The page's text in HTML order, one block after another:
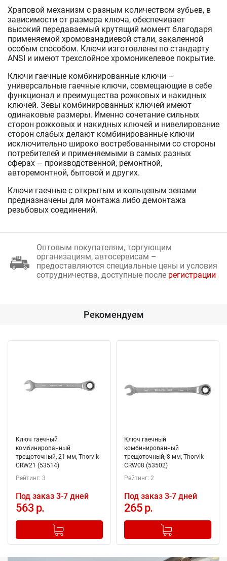
Храповой механизм с разным количеством зубьев, в
зависимости от размера ключа, обеспечивает
высокий передаваемый крутящий момент благодаря
применяемой хромованадиевой стали, закаленной
особым способом. Ключи изготовлены по стандарту
ANSI и имеют трехслойное хромоникелевое покрытие.
Ключи гаечные комбинированные ключи –
универсальные гаечные ключи, совмещающие в себе
функционал и преимущества рожковых и накидных
ключей. Зевы комбинированных ключей имеют
одинаковые размеры. Именно сочетание сильных
сторон рожковых и накидных ключей и нивелирование
сторон слабых делают комбинированные ключи
исключительно широко востребованными со стороны
потребителей и применяемыми в самых разных
сферах – производственной, ремонтной,
авторемонтной, бытовой и других.
Ключи гаечные с открытым и кольцевым зевами
предназначены для монтажа либо демонтажа
резьбовых соединений.
Оптовым покупателям, торгующим
организациям, автосервисам –
предоставляются специальные цены и условия
сотрудничества, доступные после регистрации
Рекомендуем
Ключ гаечный
комбинированный
трещоточный, 21 мм, Thorvik
CRW21 (53514)
Рейтинг: 3
Под заказ 3-7 дней
563 р.
+
Добавлено в корзину
Ключ гаечный
комбинированный
трещоточный, 8 мм, Thorvik
CRW08 (53502)
Рейтинг: 2
Под заказ 3-7 дней
265 р.
+
Добавлено в корзину